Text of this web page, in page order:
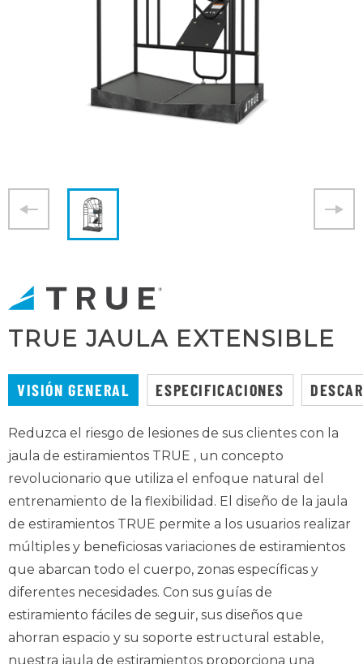
TRUE JAULA EXTENSIBLE
VISIÓN GENERAL ESPECIFICACIONES
Reduzca el riesgo de lesiones de sus clientes con la
jaula de estiramientos TRUE , un concepto
revolucionario que utiliza el enfoque natural del
entrenamiento de la flexibilidad. El diseño de la jaula
de estiramientos TRUE permite a los usuarios realizar
múltiples y beneficiosas variaciones de estiramientos
que abarcan todo el cuerpo, zonas específicas y
diferentes necesidades. Con sus guías de
estiramiento fáciles de seguir, sus diseños que
ahorran espacio y su soporte estructural estable,
nuestra jaula de estiramientos proporciona una